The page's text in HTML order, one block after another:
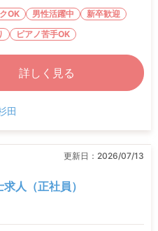
OK 男性活躍中
新卒歓迎
ピアノ苦手OK
詳しく見る
田
更新日： 2026/07/13
人（正社員）